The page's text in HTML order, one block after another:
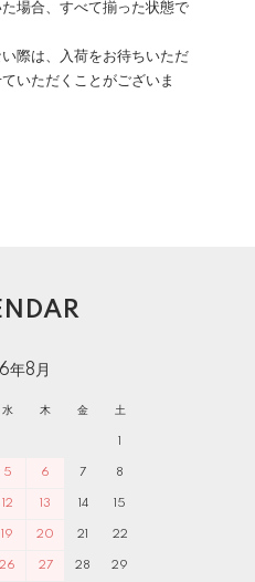
場合、すべて揃った状態で
際は、入荷をお待ちいただ
いただくことがございま
8月
水 木 金 土
1
5 6 7 8
12 13 14 15
19 20 21 22
26 27 28 29